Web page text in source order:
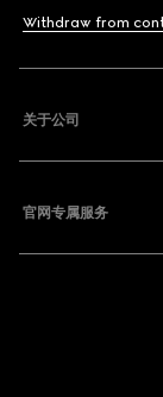
Withdraw from
关于公司
官网专属服务